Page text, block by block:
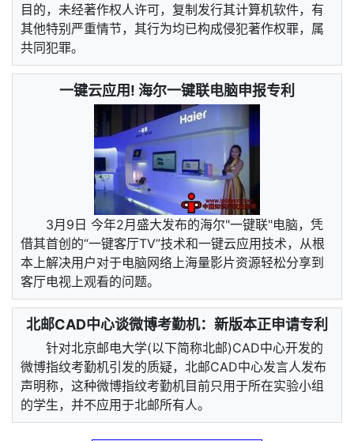
目的，未经著作权人许可，复制发行其计算机软件，有
其他特别严重情节，其行为均已构成侵犯著作权罪，属
共同犯罪。
一键云应用! 海尔一键联电脑申报专利
3月9日 今年2月盛大发布的海尔"一键联"电脑，凭
借其首创的“一键客厅TV”技术和一键云应用技术，从根
本上解决用户对于电脑网络上海量影片资源轻松分享到
客厅电视上观看的问题。
北邮CAD中心谈微博考勤机：新版本正申请专利
针对北京邮电大学(以下简称北邮)CAD中心开发的
微博指纹考勤机引发的质疑，北邮CAD中心发言人发布
声明称，这种微博指纹考勤机目前只用于所在实验小组
的学生，并不应用于北邮所有人。